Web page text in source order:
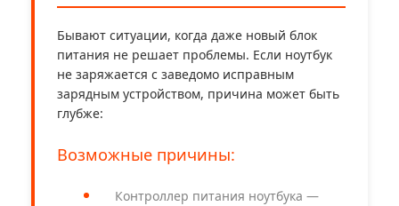
Бывают ситуации, когда даже новый блок
питания не решает проблемы. Если ноутбук
не заряжается с заведомо исправным
зарядным устройством, причина может быть
глубже:
Возможные причины:
Контроллер питания ноутбука —